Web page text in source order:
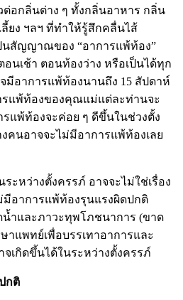
ต่อกลิ่นต่าง ๆ ทั้งกลิ่นอาหาร กลิ่น
ยง ฯลฯ ที่ทำให้รู้สึกคลื่นไส้
ป็นสัญญาณของ “อาการแพ้ท้อง”
นเช้า ตอนท้องว่าง หรือเป็นได้ทุก
มีอาการแพ้ท้องนานถึง 15 สัปดาห์
รแพ้ท้องของคุณแม่แต่ละท่านจะ
แพ้ท้องจะค่อย ๆ ดีขึ้นในช่วงตั้ง
คนอาจจะไม่มีอาการแพ้ท้องเลย
ะหว่างตั้งครรภ์ อาจจะไม่ใช่เรื่อง
อาการแพ้ท้องรุนแรงผิดปกติ
น้ำและภาวะทุพโภชนาการ (ขาด
าแพทย์เพื่อบรรเทาอาการและ
เกิดขึ้นได้ในระหว่างตั้งครรภ์
กติ